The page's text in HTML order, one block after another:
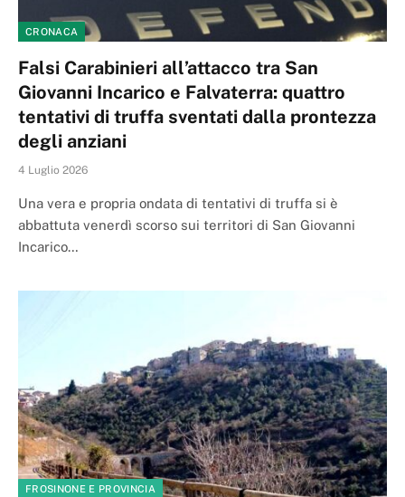
CRONACA
Falsi Carabinieri all’attacco tra San
Giovanni Incarico e Falvaterra: quattro
tentativi di truffa sventati dalla prontezza
degli anziani
4 Luglio 2026
Una vera e propria ondata di tentativi di truffa si è
abbattuta venerdì scorso sui territori di San Giovanni
Incarico…
FROSINONE E PROVINCIA